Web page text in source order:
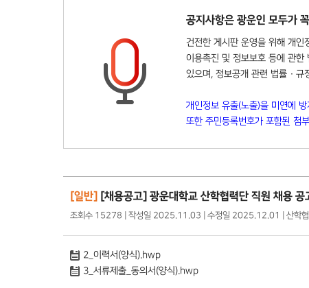
공지사항은 광운인 모두가
건전한 게시판 운영을 위해 개인
이용촉진 및 정보보호 등에 관한
있으며, 정보공개 관련 법률 ·
개인정보 유출(노출)을 미연에
또한 주민등록번호가 포함된 첨
[일반] [채용공고] 광운대학교 산학협력단 직원 채용 공
조회수 15278 | 작성일 2025.11.03 | 수정일 2025.12.01 | 산학협
2_이력서(양식).hwp
3_서류제출_동의서(양식).hwp